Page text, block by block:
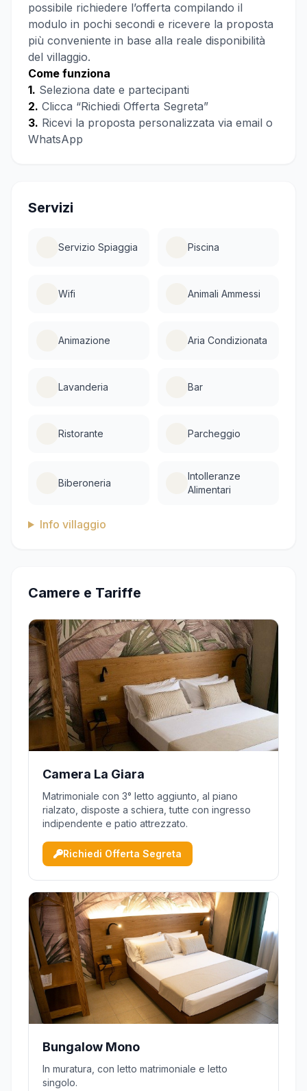
possibile richiedere l’offerta compilando il
modulo in pochi secondi e ricevere la proposta
più conveniente in base alla reale disponibilità
del villaggio.
Come funziona
1. Seleziona date e partecipanti
2. Clicca “Richiedi Offerta Segreta”
3. Ricevi la proposta personalizzata via email o
WhatsApp
Servizi
Servizio Spiaggia Piscina
Wifi Animali Ammessi
Animazione Aria Condizionata
Lavanderia Bar
Ristorante Parcheggio
Biberoneria
Intolleranze
Alimentari
Info villaggio
Camere e Tariffe
Camera La Giara
Matrimoniale con 3° letto aggiunto, al piano
rialzato, disposte a schiera, tutte con ingresso
indipendente e patio attrezzato.
Richiedi Offerta Segreta
Bungalow Mono
In muratura, con letto matrimoniale e letto
singolo.